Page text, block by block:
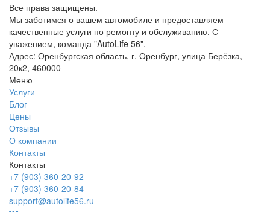
Все права защищены.
Мы заботимся о вашем автомобиле и предоставляем
качественные услуги по ремонту и обслуживанию. С
уважением, команда "AutoLife 56".
Адрес: Оренбургская область, г. Оренбург, улица Берёзка,
20к2, 460000
Меню
Услуги
Блог
Цены
Отзывы
О компании
Контакты
Контакты
+7 (903) 360-20-92
+7 (903) 360-20-84
support@autolife56.ru